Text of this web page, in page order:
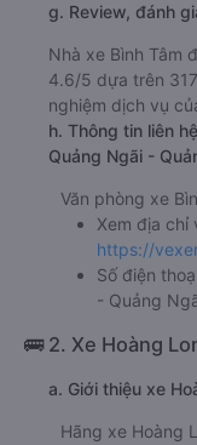
g. Review, đánh
Nhà xe Bình Tâm
4.6/5 dựa trên
nghiệm dịch vụ
h. Thông tin liên
Quảng Ngãi -
Văn phòng xe
Xem địa chỉ
https://
Số điện
- Quảng
🚌 2. Xe Hoàng
a. Giới thiệu xe
Hãng xe Hoàng